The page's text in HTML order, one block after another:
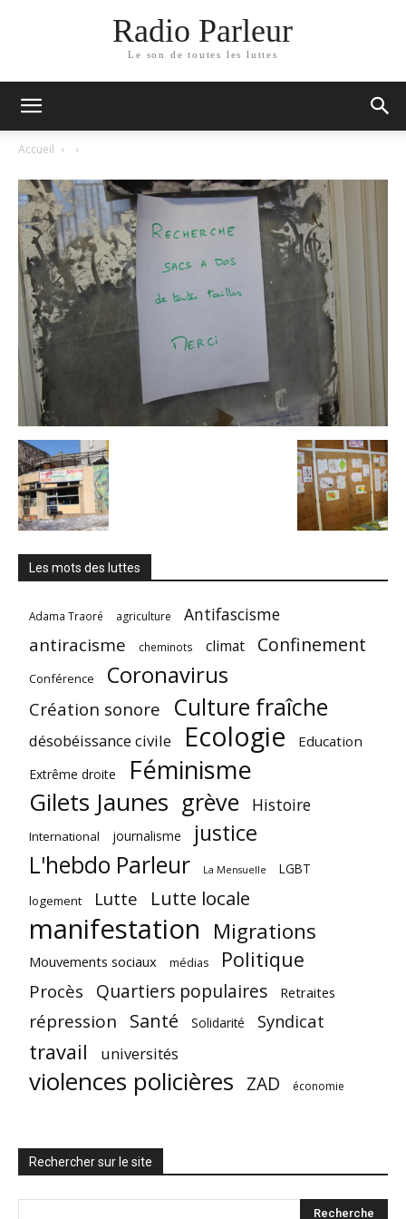
Radio Parleur
Le son de toutes les luttes
Accueil
Les mots des luttes
Adama Traoré agriculture Antifascisme
antiracisme cheminots climat Confinement
Conférence Coronavirus
Création sonore Culture fraîche
désobéissance civile Ecologie Education
Extrême droite Féminisme
Gilets Jaunes grève Histoire
International journalisme justice
L'hebdo Parleur La Mensuelle
LGBT
logement
Lutte Lutte locale
manifestation Migrations
Mouvements sociaux médias Politique
Procès Quartiers populaires Retraites
répression Santé Solidarité Syndicat
travail universités
violences policières ZAD économie
Rechercher sur le site